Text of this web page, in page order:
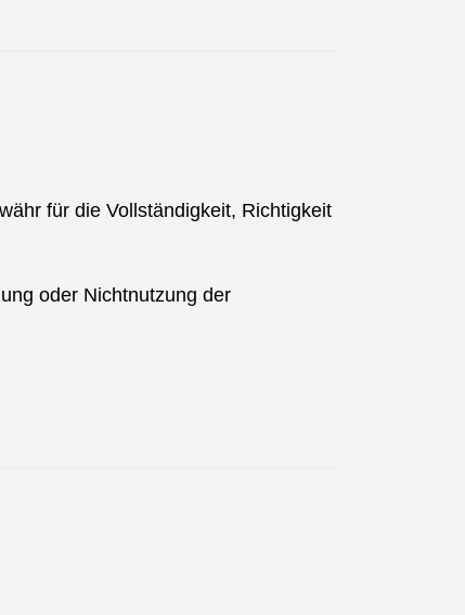
für die Vollständigkeit, Richtigkeit
oder Nichtnutzung der